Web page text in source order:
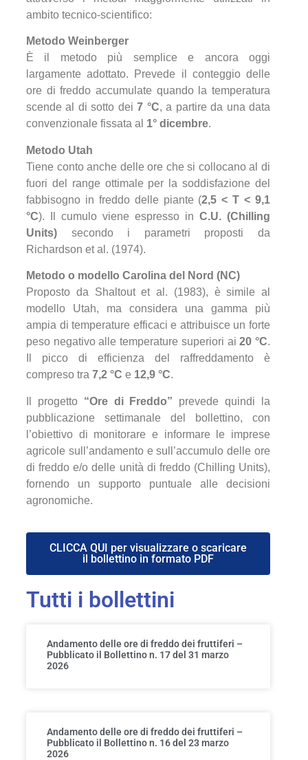
ambito tecnico-scientifico:
Metodo Weinberger
È il metodo più semplice e ancora oggi
largamente adottato. Prevede il conteggio delle
ore di freddo accumulate quando la temperatura
scende al di sotto dei7 °C, a partire da una data
convenzionale fissata al 1° dicembre.
Metodo Utah
Tiene conto anche delle ore che si collocano al di
fuori del range ottimale per la soddisfazione del
fabbisogno in freddo delle piante (2,5 < T < 9,1
°C). Il cumulo viene espresso in C.U. (Chilling
Units) secondo i parametri proposti da
Richardson et al. (1974).
Metodo o modello Carolina del Nord (NC)
Proposto da Shaltout et al. (1983), è simile al
modello Utah, ma considera una gamma più
ampia di temperature efficaci e attribuisce un forte
peso negativo alle temperature superiori ai20 °C.
Il picco di efficienza del raffreddamento è
compreso tra 7,2 °C e 12,9 °C.
Il progetto “Ore di Freddo” prevede quindi la
pubblicazione settimanale del bollettino, con
l’obiettivo di monitorare e informare le imprese
agricole sull’andamento e sull’accumulo delle ore
di freddo e/o delle unità di freddo (Chilling Units),
fornendo un supporto puntuale alle decisioni
agronomiche.
CLICCA QUI per visualizzare o scaricare
il bollettino in formato PDF
Tutti i bollettini
Andamento delle ore di freddo dei fruttiferi –
Pubblicato il Bollettino n. 17 del 31 marzo
2026
Andamento delle ore di freddo dei fruttiferi –
Pubblicato il Bollettino n. 16 del 23 marzo
2026